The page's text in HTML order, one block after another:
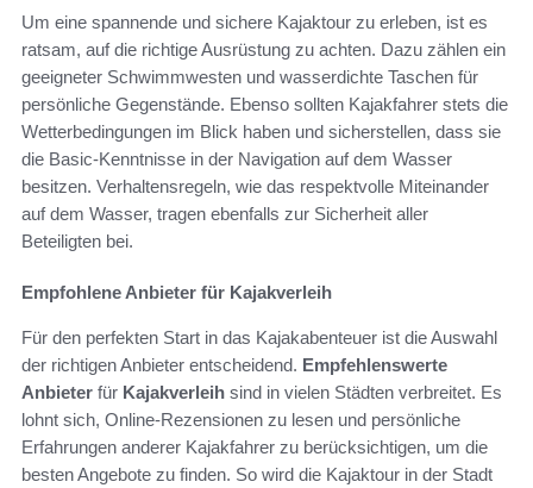
Um eine spannende und sichere Kajaktour zu erleben, ist es
ratsam, auf die richtige Ausrüstung zu achten. Dazu zählen ein
geeigneter Schwimmwesten und wasserdichte Taschen für
persönliche Gegenstände. Ebenso sollten Kajakfahrer stets die
Wetterbedingungen im Blick haben und sicherstellen, dass sie
die Basic-Kenntnisse in der Navigation auf dem Wasser
besitzen. Verhaltensregeln, wie das respektvolle Miteinander
auf dem Wasser, tragen ebenfalls zur Sicherheit aller
Beteiligten bei.
Empfohlene Anbieter für Kajakverleih
Für den perfekten Start in das Kajakabenteuer ist die Auswahl
der richtigen Anbieter entscheidend. Empfehlenswerte
Anbieter für Kajakverleih sind in vielen Städten verbreitet. Es
lohnt sich, Online-Rezensionen zu lesen und persönliche
Erfahrungen anderer Kajakfahrer zu berücksichtigen, um die
besten Angebote zu finden. So wird die Kajaktour in der Stadt